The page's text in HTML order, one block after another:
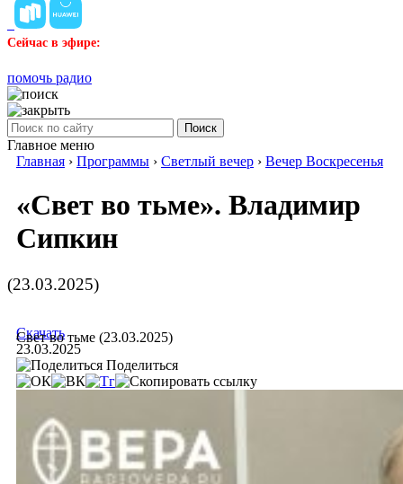
Сейчас в эфире:
помочь радио
Поиск
Главное меню
Главная › Программы › Светлый вечер › Вечер Воскресенья
«Свет во тьме». Владимир
Сипкин
(23.03.2025)
Свет во тьме (23.03.2025)
Скачать
23.03.2025
Поделиться